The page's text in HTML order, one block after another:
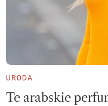
URODA
Te arabskie